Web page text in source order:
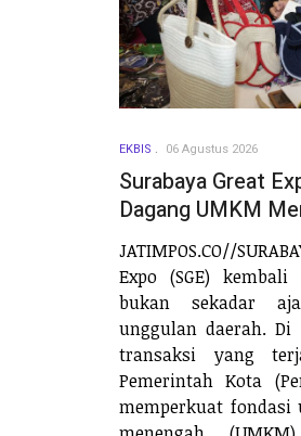
EKBIS 06 Agustus 2026
Surabaya Great
Dagang UMKM
JATIMPOS.CO//
Expo (SGE)
bukan sekadar
unggulan daerah.
transaksi yang
Pemerintah Kota
memperkuat